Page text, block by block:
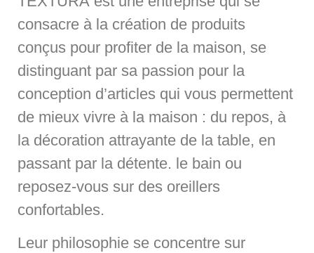
consacre à la création de produits
conçus pour profiter de la maison, se
distinguant par sa passion pour la
conception d’articles qui vous permettent
de mieux vivre à la maison : du repos, à
la décoration attrayante de la table, en
passant par la détente. le bain ou
reposez-vous sur des oreillers
confortables.
Leur philosophie se concentre sur